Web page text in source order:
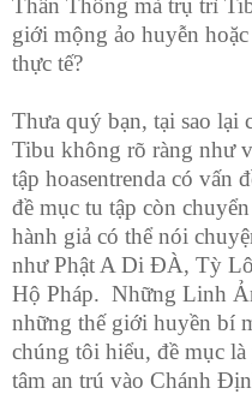
Thần Thông mà trụ trì
giới mộng ảo huyễn
thực tế?
Thưa quý bạn, tại sao lại
Tibu không rõ ràng như
tập hoasentrenda có vấn
đề mục tu tập còn
hành giả có thể nói
như Phật A Di ĐÀ, Tỳ
Hộ Pháp. Những Linh
những thế giới huyền bí
chúng tôi hiểu, đề mục
tâm an trú vào Chánh